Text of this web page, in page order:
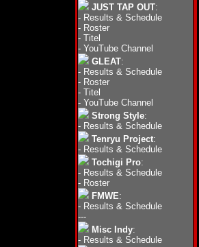
JUST TAP OUT:
- Results & Schedule
- Roster
- Titel
- YouTube Channel
GLEAT:
- Results & Schedule
- Roster
- Titel
- YouTube Channel
Strong Style:
- Results & Schedule
Tenryu Project:
- Results & Schedule
Tochigi Pro:
- Results & Schedule
- Roster
FMWE:
- Results & Schedule
---
Misc Indy:
- Results & Schedule